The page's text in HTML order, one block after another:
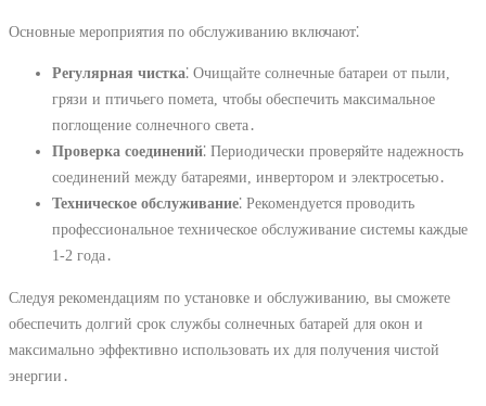
Основные мероприятия по обслуживанию включают⁚
Регулярная чистка⁚ Очищайте солнечные батареи от пыли,
грязи и птичьего помета, чтобы обеспечить максимальное
поглощение солнечного света․
Проверка соединений⁚ Периодически проверяйте надежность
соединений между батареями, инвертором и электросетью․
Техническое обслуживание⁚ Рекомендуется проводить
профессиональное техническое обслуживание системы каждые
1-2 года․
Следуя рекомендациям по установке и обслуживанию, вы сможете
обеспечить долгий срок службы солнечных батарей для окон и
максимально эффективно использовать их для получения чистой
энергии․